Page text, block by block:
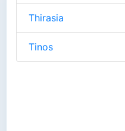
Thirasia
Tinos